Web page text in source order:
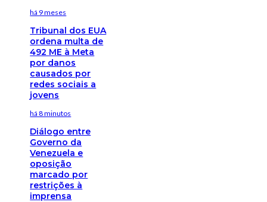
há 9 meses
Tribunal dos EUA
ordena multa de
492 ME à Meta
por danos
causados por
redes sociais a
jovens
há 8 minutos
Diálogo entre
Governo da
Venezuela e
oposição
marcado por
restrições à
imprensa